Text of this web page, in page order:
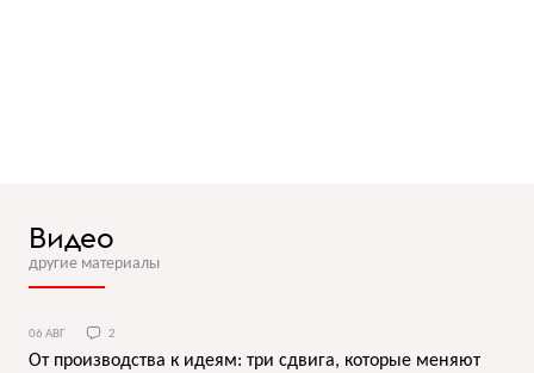
Видео
другие материалы
06 АВГ 2
От производства к идеям: три сдвига, которые меняют